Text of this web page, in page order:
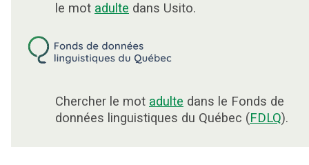
le mot adulte dans Usito.
Chercher le mot adulte dans le Fonds de
données linguistiques du Québec (FDLQ).